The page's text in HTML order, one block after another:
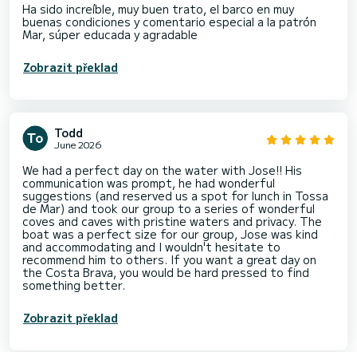
Ha sido increíble, muy buen trato, el barco en muy
buenas condiciones y comentario especial a la patrón
Mar, súper educada y agradable
Zobrazit překlad
Todd
June 2026
We had a perfect day on the water with Jose!! His
communication was prompt, he had wonderful
suggestions (and reserved us a spot for lunch in Tossa
de Mar) and took our group to a series of wonderful
coves and caves with pristine waters and privacy. The
boat was a perfect size for our group, Jose was kind
and accommodating and I wouldn't hesitate to
recommend him to others. If you want a great day on
the Costa Brava, you would be hard pressed to find
something better.
Zobrazit překlad